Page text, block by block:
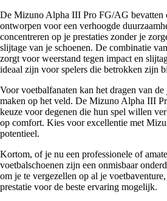
De Mizuno Alpha III Pro FG/AG bevatten
ontworpen voor een verhoogde
concentreren op je prestaties zonder je
slijtage van je schoenen. De combinatie
zorgt voor weerstand tegen impact en
ideaal zijn voor spelers die betrokken zijn
Voor voetbalfanaten kan het dragen van
maken op het veld. De Mizuno Alpha III
keuze voor degenen die hun spel willen
op comfort. Kies voor excellentie met
potentieel.
Kortom, of je nu een professionele of
voetbalschoenen zijn een onmisbaar
om je te vergezellen op al je
prestatie voor de beste ervaring mogelijk.